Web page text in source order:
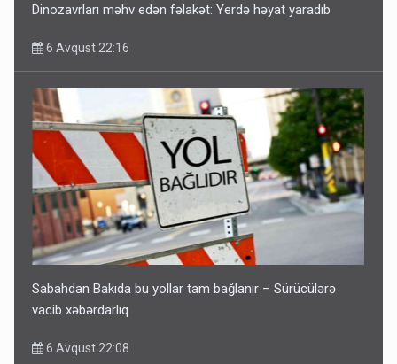
Dinozavrları məhv edən fəlakət: Yerdə həyat yaradıb
6 Avqust 22:16
Sabahdan Bakıda bu yollar tam bağlanır – Sürücülərə
vacib xəbərdarlıq
6 Avqust 22:08